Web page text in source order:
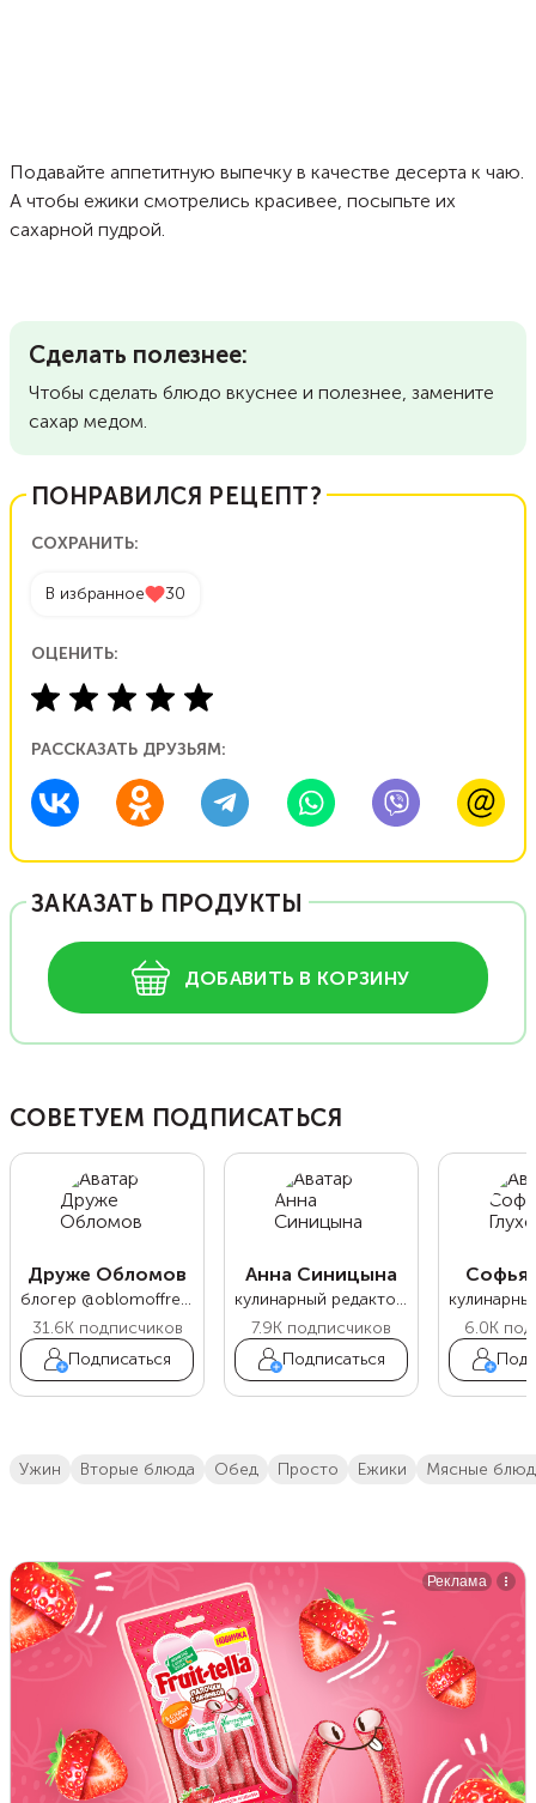
Подавайте аппетитную выпечку в качестве десерта к чаю.
А чтобы ежики смотрелись красивее, посыпьте их
сахарной пудрой.
Сделать полезнее:
Чтобы сделать блюдо вкуснее и полезнее, замените
сахар медом.
ПОНРАВИЛСЯ РЕЦЕПТ?
СОХРАНИТЬ:
В избранное 30
ОЦЕНИТЬ:
РАССКАЗАТЬ ДРУЗЬЯМ:
ЗАКАЗАТЬ ПРОДУКТЫ
ДОБАВИТЬ В КОРЗИНУ
СОВЕТУЕМ ПОДПИСАТЬСЯ
Друже Обломов
блогер @oblomoffrecipe
31.6Kподписчиков
Подписаться
Анна Синицына
кулинарный редактор Food.ru
7.9K подписчиков
Подписаться
Софья
6.0K
ужин вторые блюда обед просто ежики мясные